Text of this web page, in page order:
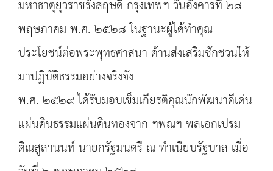
มหาธาตุยุวราชรังสฤษดิ์ กรุงเทพฯ วันอังคารที่ ๒๘
พฤษภาคม พ.ศ. ๒๕๒๘ ในฐานะผู้ได้ทำคุณ
ประโยชน์ต่อพระพุทธศาสนา ด้านส่งเสริมชักชวนให้
มาปฏิบัติธรรมอย่างจริงจัง
พ.ศ. ๒๕๒๙ ได้รับมอบเข็มเกียรติคุณนักพัฒนาดีเด่น
แผ่นดินธรรมแผ่นดินทองจาก ฯพณฯ พลเอกเปรม
ติณสูลานนท์ นายกรัฐมนตรี ณ ทำเนียบรัฐบาล เมื่อ